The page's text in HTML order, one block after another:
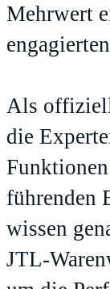
Mehrwert
Als
die
führenden
wissen
JTL-